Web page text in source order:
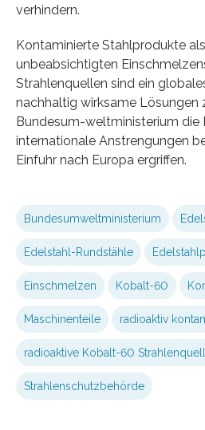
verhindern.
Kontaminierte Stahlprodukte
unbeabsichtigten
Strahlenquellen sind ein
nachhaltig wirksame Lösungen
Bundesum-weltministerium die
internationale Anstrengungen
Einfuhr nach Europa ergriffen.
Bundesumweltministerium
Edelstahl-Rundstähle
Einschmelzen Kobalt-60
Maschinenteile radioaktiv
radioaktive Kobalt-60
Strahlenschutzbehörde